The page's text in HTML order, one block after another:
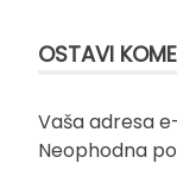
OSTAVI
Vaša adresa
Neophodna